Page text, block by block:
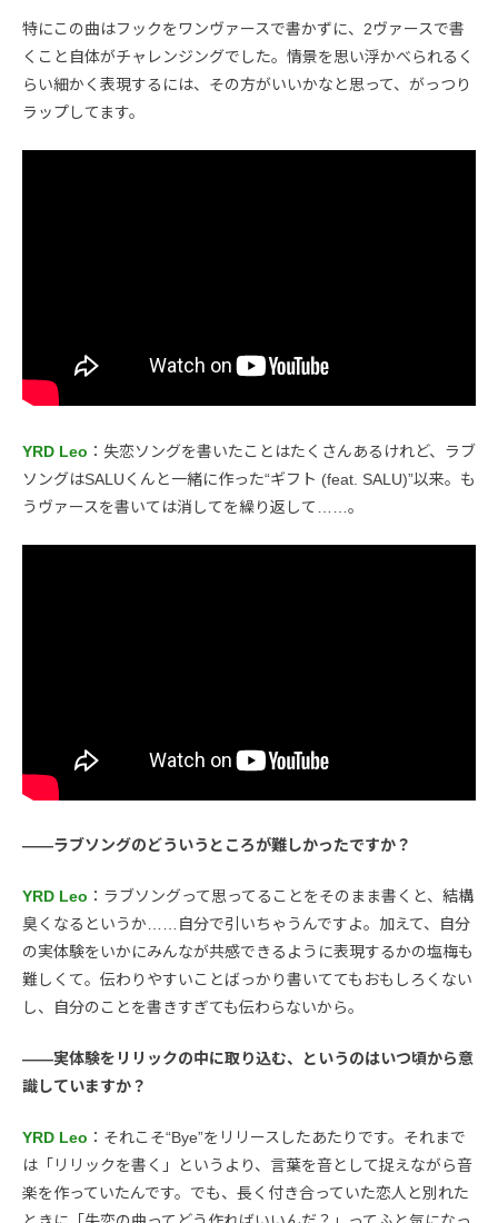
特にこの曲はフックをワンヴァースで書かずに、2ヴァースで書
くこと自体がチャレンジングでした。情景を思い浮かべられるく
らい細かく表現するには、その方がいいかなと思って、がっつり
ラップしてます。
YRD Leo ：失恋ソングを書いたことはたくさんあるけれど、ラブ
ソングはSALUくんと一緒に作った“ギフト (feat. SALU)”以来。も
うヴァースを書いては消してを繰り返して……。
――ラブソングのどういうところが難しかったですか？
YRD Leo ：ラブソングって思ってることをそのまま書くと、結構
臭くなるというか……自分で引いちゃうんですよ。加えて、自分
の実体験をいかにみんなが共感できるように表現するかの塩梅も
難しくて。伝わりやすいことばっかり書いててもおもしろくない
し、自分のことを書きすぎても伝わらないから。
――実体験をリリックの中に取り込む、というのはいつ頃から意
識していますか？
YRD Leo ：それこそ“Bye”をリリースしたあたりです。それまで
は「リリックを書く」というより、言葉を音として捉えながら音
楽を作っていたんです。でも、長く付き合っていた恋人と別れた